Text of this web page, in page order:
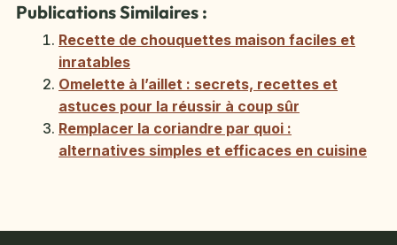
Publications Similaires :
Recette de chouquettes maison faciles et
inratables
Omelette à l’aillet : secrets, recettes et
astuces pour la réussir à coup sûr
Remplacer la coriandre par quoi :
alternatives simples et efficaces en cuisine